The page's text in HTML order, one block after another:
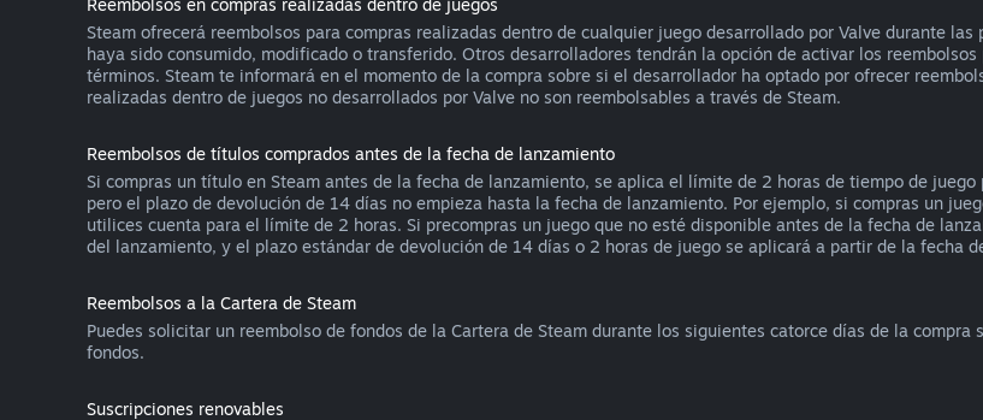
Reembolsos en compras realizadas dentro de juegos
Steam ofrecerá reembolsos para compras realizadas dentro de cualquier juego desarrollado por Valve durante
haya sido consumido, modificado o transferido. Otros desarrolladores tendrán la opción de activar los
términos. Steam te informará en el momento de la compra sobre si el desarrollador ha optado por ofrecer
realizadas dentro de juegos no desarrollados por Valve no son reembolsables a través de Steam.
Reembolsos de títulos comprados antes de la fecha de lanzamiento
Si compras un título en Steam antes de la fecha de lanzamiento, se aplica el límite de 2 horas de tiempo de
pero el plazo de devolución de 14 días no empieza hasta la fecha de lanzamiento. Por ejemplo, si compras un
utilices cuenta para el límite de 2 horas. Si precompras un juego que no esté disponible antes de la fecha de
del lanzamiento, y el plazo estándar de devolución de 14 días o 2 horas de juego se aplicará a partir de la fecha
Reembolsos a la Cartera de Steam
Puedes solicitar un reembolso de fondos de la Cartera de Steam durante los siguientes catorce días de la
fondos.
Suscripciones renovables